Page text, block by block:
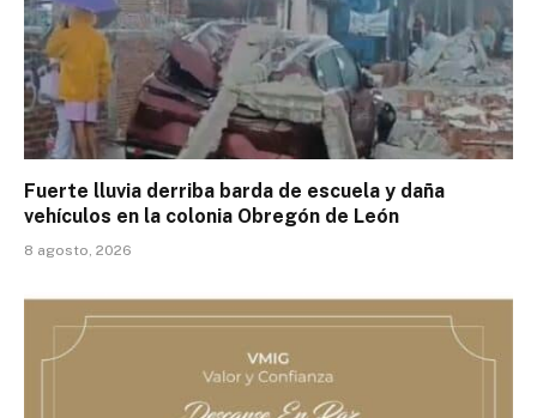
Fuerte lluvia derriba barda de escuela y daña
vehículos en la colonia Obregón de León
8 agosto, 2026